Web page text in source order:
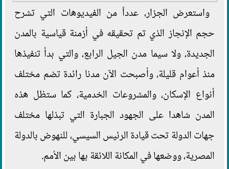
واستعرض الجزار، عدداً من الفيديوهات التي تشرح
حجم الإنجاز الذي تم تحقيقه في أزمنة قياسية بالمدن
الجديدة، ولا سيما مدن الجيل الرابع، والتي بدأ تنفيذها
منذ أعوام قليلة، وأصبحت الآن مدنا رائدة تضم مختلف
أنواع الإسكان، والمشروعات الخدمية، كما ستظل هذه
المدن شاهدا على الجهود الجبارة التي تبذلها مختلف
جهات الدولة تحت قيادة الرئيس السيسي، للنهوض بالدولة
المصرية، ووضعها في المكانة اللائقة بها بين الأمم.